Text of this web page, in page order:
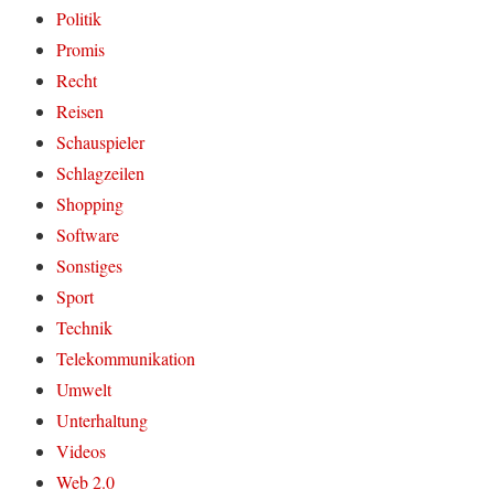
Politik
Promis
Recht
Reisen
Schauspieler
Schlagzeilen
Shopping
Software
Sonstiges
Sport
Technik
Telekommunikation
Umwelt
Unterhaltung
Videos
Web 2.0